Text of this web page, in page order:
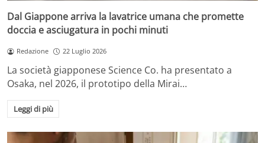
Dal Giappone arriva la lavatrice umana che promette
doccia e asciugatura in pochi minuti
Redazione 22 Luglio 2026
La società giapponese Science Co. ha presentato a
Osaka, nel 2026, il prototipo della Mirai…
Leggi di più